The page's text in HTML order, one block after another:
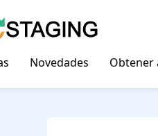
Novedades Obtener